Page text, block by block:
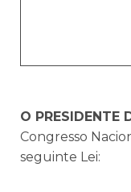
O PRESIDENTE
Congresso
seguinte Lei: